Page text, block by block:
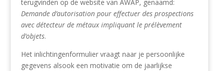
terugvinden op de website van AWAP, genaamd:
Demande d’autorisation pour effectuer des prospections
avec détecteur de métaux impliquant le prélèvement
d’objets.
Het inlichtingenformulier vraagt naar je persoonlijke
gegevens alsook een motivatie om de jaarlijkse